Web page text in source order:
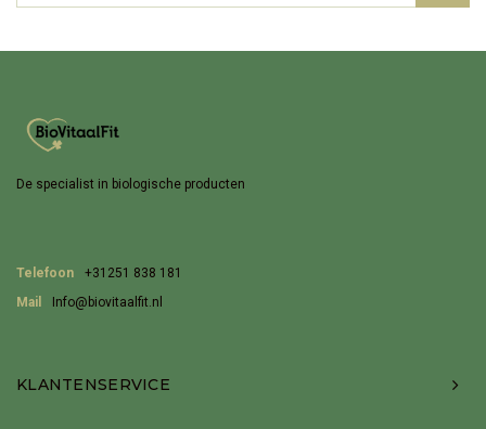
De specialist in biologische producten
Telefoon
+31251 838 181
Mail
Info@biovitaalfit.nl
KLANTENSERVICE